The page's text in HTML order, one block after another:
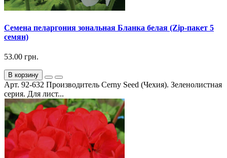
Семена пеларгония зональная Бланка белая (Zip-пакет 5
семян)
53.00 грн.
В корзину
Арт. 92-632 Производитель Cerny Seed (Чехия). Зеленолистная
серия. Для лист...